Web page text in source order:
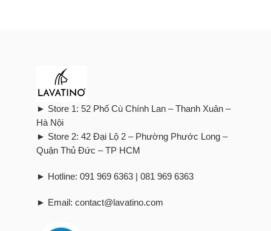
► Store 1: 52 Phố Cù Chính Lan – Thanh Xuân –
Hà Nội
► Store 2: 42 Đại Lộ 2 – Phường Phước Long –
Quận Thủ Đức – TP HCM
► Hotline: 091 969 6363 | 081 969 6363
► Email: contact@lavatino.com